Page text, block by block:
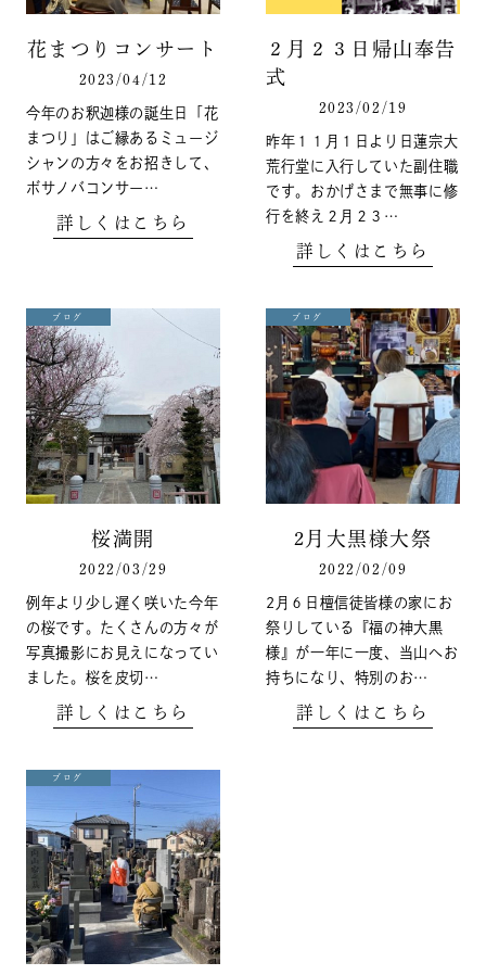
花まつりコンサート
2023/04/12
今年のお釈迦様の誕生日「花
まつり」はご縁あるミュージ
シャンの方々をお招きして、
ボサノバコンサー…
詳しくはこちら
２月２３日帰山奉告
式
2023/02/19
昨年１１月１日より日蓮宗大
荒行堂に入行していた副住職
です。おかげさまで無事に修
行を終え２月２３…
詳しくはこちら
ブログ
桜満開
2022/03/29
例年より少し遅く咲いた今年
の桜です。たくさんの方々が
写真撮影にお見えになってい
ました。桜を皮切…
詳しくはこちら
ブログ
2月大黒様大祭
2022/02/09
2月６日檀信徒皆様の家にお
祭りしている『福の神大黒
様』が一年に一度、当山へお
持ちになり、特別のお…
詳しくはこちら
ブログ